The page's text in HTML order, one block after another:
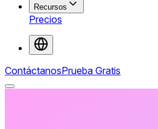
Recursos
Precios
ContáctanosPrueba Gratis